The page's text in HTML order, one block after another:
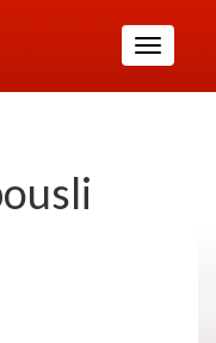
Toggle
navigation